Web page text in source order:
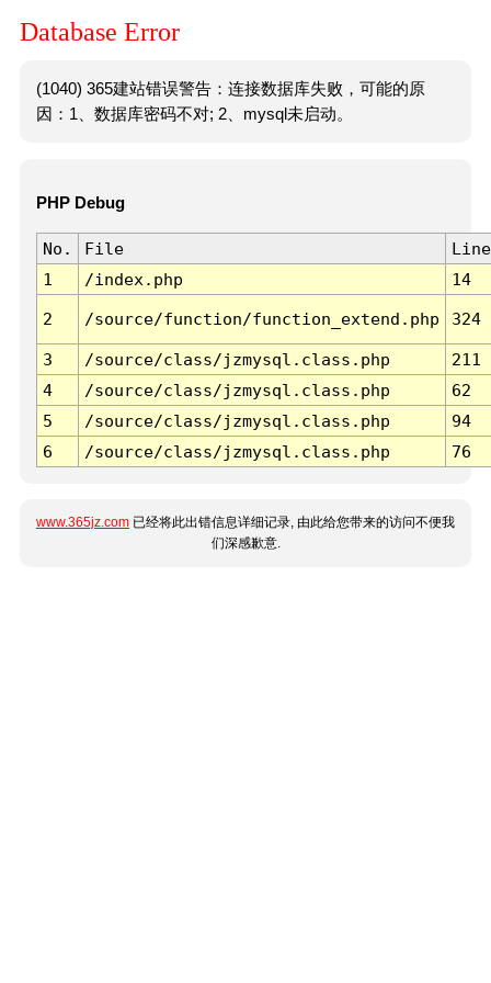
Database Error
(1040) 365建站错误警告：连接数据库失败，可能的原
因：1、数据库密码不对; 2、mysql未启动。
PHP Debug
No. File
Line
1
/index.php 14
2 /source/function/function_extend.php 324
3 /source/class/jzmysql.class.php
211
4
/source/class/jzmysql.class.php
62
5
/source/class/jzmysql.class.php
94
6
/source/class/jzmysql.class.php 76
www.365jz.com 已经将此出错信息详细记录, 由此给您带来的访问不便我
们深感歉意.